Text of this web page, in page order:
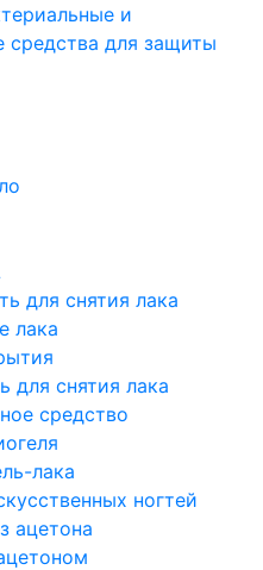
и
средства для защиты
для снятия лака
лака
снятия лака
средство
лака
ногтей
ацетона